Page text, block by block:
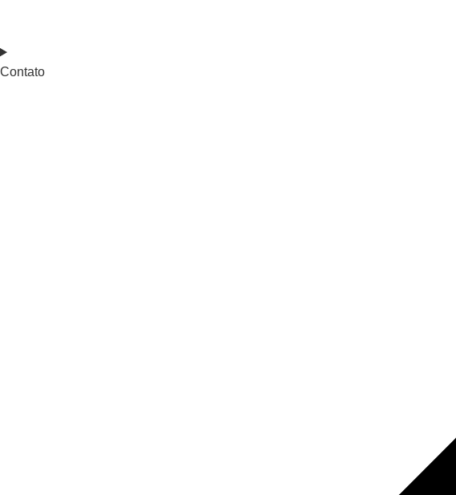
Contato